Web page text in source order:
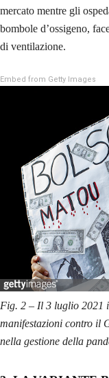
mercato mentre gli
bombole d’ossigeno,
di ventilazione.
Embed from Getty Images
Fig. 2 – Il 3 luglio 2021
manifestazioni contro il
nella gestione della